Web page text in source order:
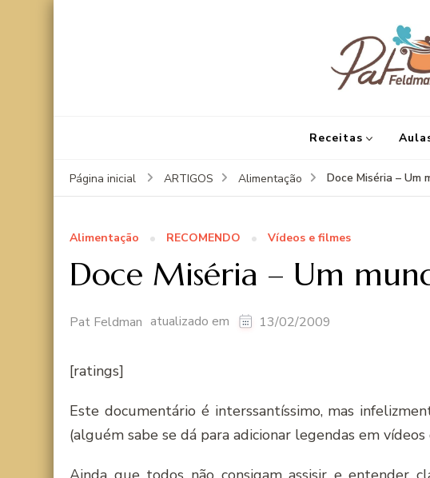
Receitas
Página inicial ARTIGOS Alimentação Doce Miséria – Um
Alimentação RECOMENDO Vídeos e filmes
Doce Miséria – Um
Pat Feldman atualizado em 13/02/2009
[ratings]
Este documentário é interssantíssimo, mas
(alguém sabe se dá para adicionar legendas em